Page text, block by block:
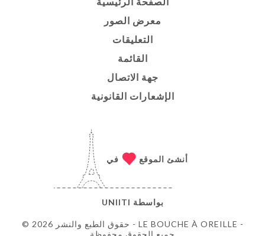
معرض الصور
التعليقات
القائمة
جهة الاتصال
الإشعارات القانونية
© حقوق الطبع والنشر 2026 - LE BOUCHE À OREILLE -
جميع الحقوق محفوظة
أنشئ الموقع في
بواسطة UNIITI